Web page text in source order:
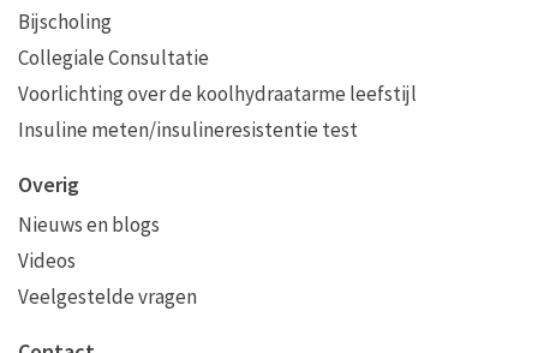
Bijscholing
Collegiale Consultatie
Voorlichting over de koolhydraatarme leefstijl
Insuline meten/insulineresistentie test
Overig
Nieuws en blogs
Videos
Veelgestelde vragen